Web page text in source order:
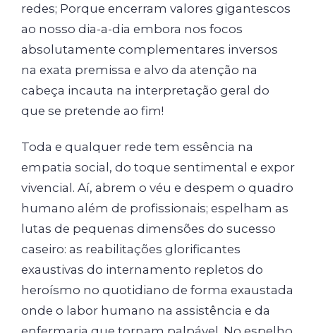
redes; Porque encerram valores gigantescos
ao nosso dia-a-dia embora nos focos
absolutamente complementares inversos
na exata premissa e alvo da atenção na
cabeça incauta na interpretação geral do
que se pretende ao fim!
Toda e qualquer rede tem essência na
empatia social, do toque sentimental e expor
vivencial. Aí, abrem o véu e despem o quadro
humano além de profissionais; espelham as
lutas de pequenas dimensões do sucesso
caseiro: as reabilitações glorificantes
exaustivas do internamento repletos do
heroísmo no quotidiano de forma exaustada
onde o labor humano na assistência e da